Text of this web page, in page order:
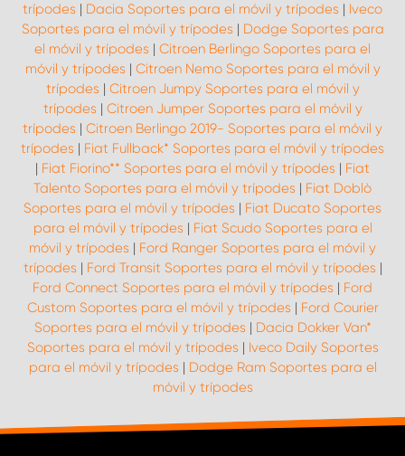
trípodes | Dacia Soportes para el móvil y trípodes | Iveco
Soportes para el móvil y trípodes | Dodge Soportes para
el móvil y trípodes | Citroen Berlingo Soportes para el
móvil y trípodes | Citroen Nemo Soportes para el móvil y
trípodes | Citroen Jumpy Soportes para el móvil y
trípodes | Citroen Jumper Soportes para el móvil y
trípodes | Citroen Berlingo 2019- Soportes para el móvil y
trípodes | Fiat Fullback* Soportes para el móvil y trípodes
| Fiat Fiorino** Soportes para el móvil y trípodes | Fiat
Talento Soportes para el móvil y trípodes | Fiat Doblò
Soportes para el móvil y trípodes | Fiat Ducato Soportes
para el móvil y trípodes | Fiat Scudo Soportes para el
móvil y trípodes | Ford Ranger Soportes para el móvil y
trípodes | Ford Transit Soportes para el móvil y trípodes |
Ford Connect Soportes para el móvil y trípodes | Ford
Custom Soportes para el móvil y trípodes | Ford Courier
Soportes para el móvil y trípodes | Dacia Dokker Van*
Soportes para el móvil y trípodes | Iveco Daily Soportes
para el móvil y trípodes | Dodge Ram Soportes para el
móvil y trípodes